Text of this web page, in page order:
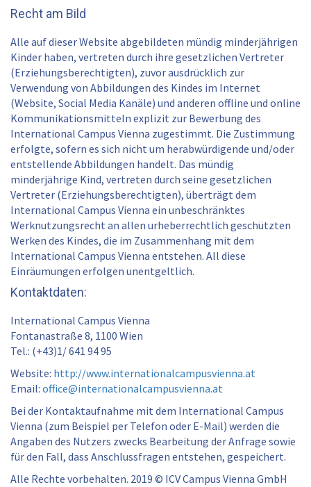
Recht am Bild
Alle auf dieser Website abgebildeten mündig minderjährigen
Kinder haben, vertreten durch ihre gesetzlichen Vertreter
(Erziehungsberechtigten), zuvor ausdrücklich zur
Verwendung von Abbildungen des Kindes im Internet
(Website, Social Media Kanäle) und anderen offline und online
Kommunikationsmitteln explizit zur Bewerbung des
International Campus Vienna zugestimmt. Die Zustimmung
erfolgte, sofern es sich nicht um herabwürdigende und/oder
entstellende Abbildungen handelt. Das mündig
minderjährige Kind, vertreten durch seine gesetzlichen
Vertreter (Erziehungsberechtigten), überträgt dem
International Campus Vienna ein unbeschränktes
Werknutzungsrecht an allen urheberrechtlich geschützten
Werken des Kindes, die im Zusammenhang mit dem
International Campus Vienna entstehen. All diese
Einräumungen erfolgen unentgeltlich.
Kontaktdaten:
International Campus Vienna
Fontanastraße 8, 1100 Wien
Tel.: (+43)1/ 641 94 95
Website: http://www.internationalcampusvienna.at
Email: office@internationalcampusvienna.at
Bei der Kontaktaufnahme mit dem International Campus
Vienna (zum Beispiel per Telefon oder E-Mail) werden die
Angaben des Nutzers zwecks Bearbeitung der Anfrage sowie
für den Fall, dass Anschlussfragen entstehen, gespeichert.
Alle Rechte vorbehalten. 2019 © ICV Campus Vienna GmbH